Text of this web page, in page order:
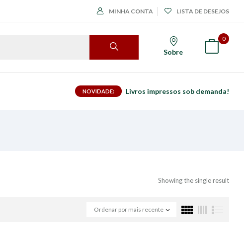
MINHA CONTA LISTA DE DESEJOS
Sobre
0
NOVIDADE: Livros impressos sob demanda!
Showing the single result
Ordenar por mais recente